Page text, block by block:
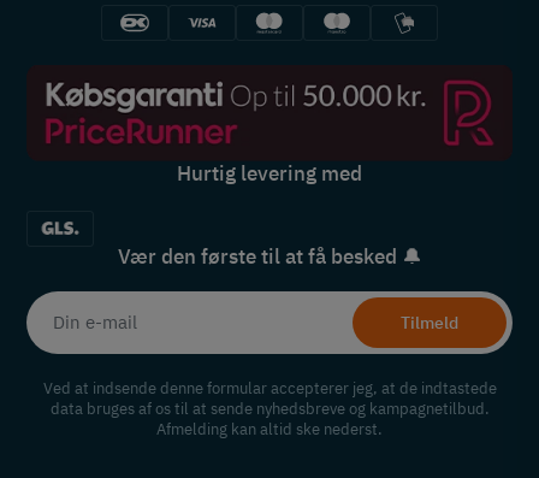
Hurtig levering med
Vær den første til at få besked 🔔
Tilmeld
Ved at indsende denne formular accepterer jeg, at de indtastede
data bruges af os til at sende nyhedsbreve og kampagnetilbud.
Afmelding kan altid ske nederst.